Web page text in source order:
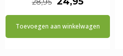
28,95
prijs
prijs
is:
Toevoegen aan winkelwagen